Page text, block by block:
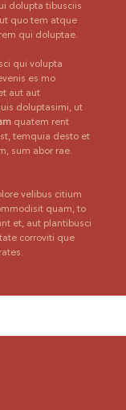
dolupta tibusciis
quo tem atque
qui doluptae.
qui volupta
es mo
aut aut
doluptasimi, ut
quatem rent
temquia desto et
sum abor rae.
velibus citium
quam, to
et, aut plantibusci
corroviti que